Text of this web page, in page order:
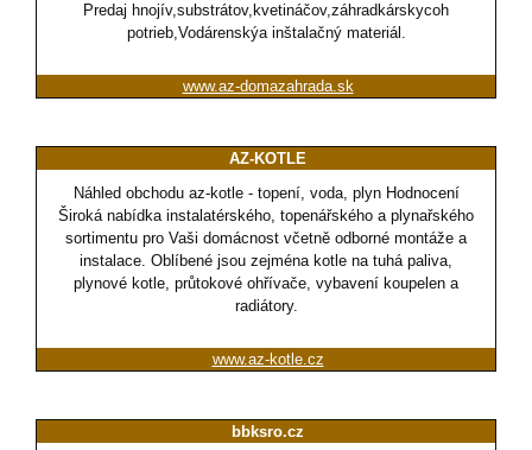
Predaj hnojív,substrátov,kvetináčov,záhradkárskycoh
potrieb,Vodárenskýa inštalačný materiál.
www.az-domazahrada.sk
AZ-KOTLE
Náhled obchodu az-kotle - topení, voda, plyn Hodnocení
Široká nabídka instalatérského, topenářského a plynařského
sortimentu pro Vaši domácnost včetně odborné montáže a
instalace. Oblíbené jsou zejména kotle na tuhá paliva,
plynové kotle, průtokové ohřívače, vybavení koupelen a
radiátory.
www.az-kotle.cz
bbksro.cz